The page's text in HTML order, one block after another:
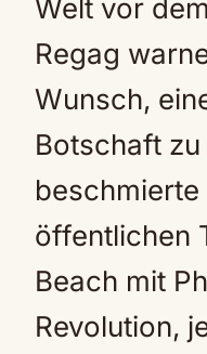
Welt vor
Regag
Wunsch,
Botschaft
öffentlichen
Beach mit
Revolution,